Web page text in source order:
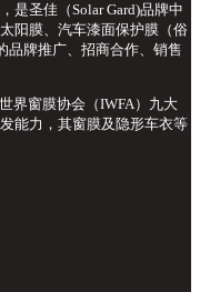
是圣佳（Solar Gard)品牌中
阳膜、汽车漆面保护膜（俗
品牌推广、招商合作、销售
界窗膜协会（IWFA）九大
能力，其窗膜及隐形车衣等